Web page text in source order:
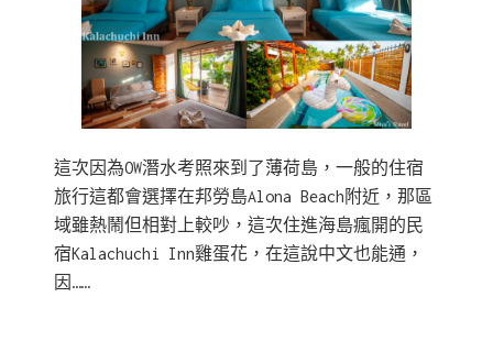
這次因為OW潛水考照來到了薄荷島，一般的住宿
旅行這都會選擇在邦勞島Alona Beach附近，那區
域雖熱鬧但相對上較吵，這次住進海島瘋開的民
宿Kalachuchi Inn雞蛋花，在這說中文也能通，
因……